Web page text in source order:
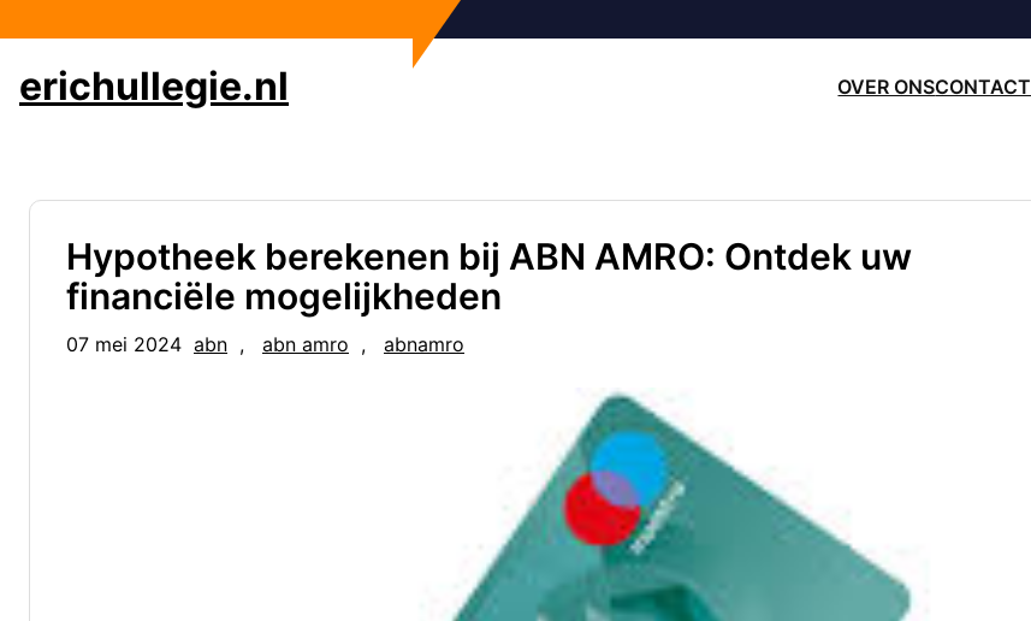
naar
inhoud
erichullegie.nl OVER ONSCONTACT
Hypotheek berekenen bij ABN AMRO: Ontdek uw
financiële mogelijkheden
07 mei 2024 abn , abn amro , abnamro